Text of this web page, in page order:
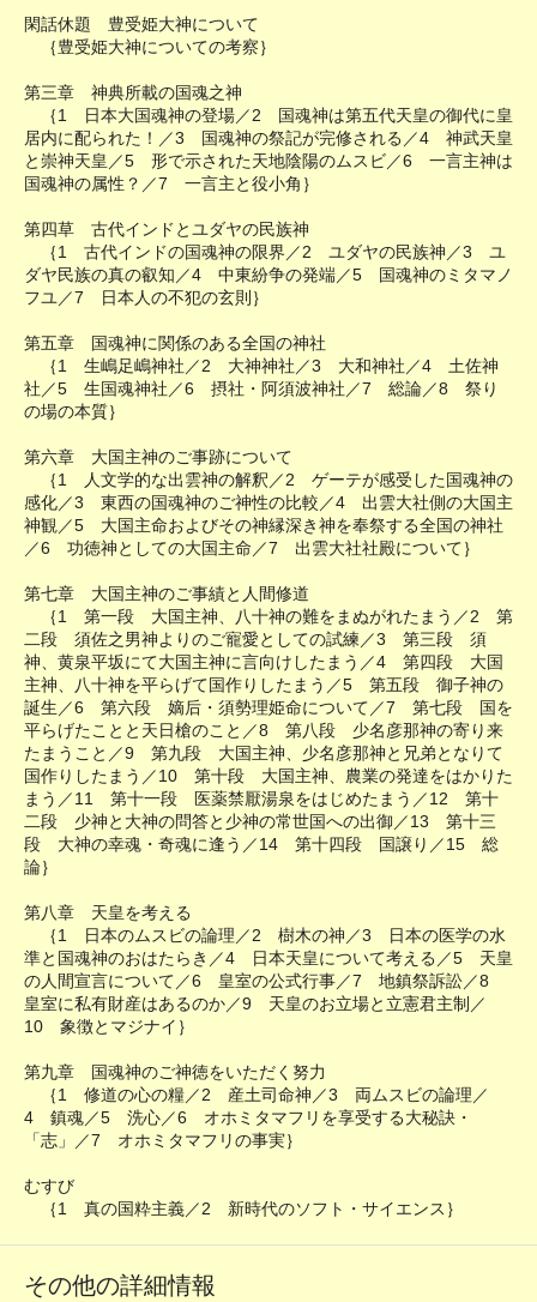
閑話休題 豊受姫大神について
｛豊受姫大神についての考察｝
第三章 神典所載の国魂之神
｛1 日本大国魂神の登場／2 国魂神は第五代天皇の御代に皇
居内に配られた！／3 国魂神の祭記が完修される／4 神武天皇
と崇神天皇／5 形で示された天地陰陽のムスビ／6 一言主神は
国魂神の属性？／7 一言主と役小角｝
第四草 古代インドとユダヤの民族神
｛1 古代インドの国魂神の限界／2 ユダヤの民族神／3 ユ
ダヤ民族の真の叡知／4 中東紛争の発端／5 国魂神のミタマノ
フユ／7 日本人の不犯の玄則｝
第五章 国魂神に関係のある全国の神社
｛1 生嶋足嶋神社／2 大神神社／3 大和神社／4 土佐神
社／5 生国魂神社／6 摂社・阿須波神社／7 総論／8 祭り
の場の本質｝
第六章 大国主神のご事跡について
｛1 人文学的な出雲神の解釈／2 ゲーテが感受した国魂神の
感化／3 東西の国魂神のご神性の比較／4 出雲大社側の大国主
神観／5 大国主命およびその神縁深き神を奉祭する全国の神社
／6 功徳神としての大国主命／7 出雲大社社殿について｝
第七章 大国主神のご事績と人間修道
｛1 第一段 大国主神、八十神の難をまぬがれたまう／2 第
二段 須佐之男神よりのご寵愛としての試練／3 第三段 須
神、黄泉平坂にて大国主神に言向けしたまう／4 第四段 大国
主神、八十神を平らげて国作りしたまう／5 第五段 御子神の
誕生／6 第六段 嫡后・須勢理姫命について／7 第七段 国を
平らげたことと天日槍のこと／8 第八段 少名彦那神の寄り来
たまうこと／9 第九段 大国主神、少名彦那神と兄弟となりて
国作りしたまう／10 第十段 大国主神、農業の発達をはかりた
まう／11 第十一段 医薬禁厭湯泉をはじめたまう／12 第十
二段 少神と大神の問答と少神の常世国への出御／13 第十三
段 大神の幸魂・奇魂に逢う／14 第十四段 国譲り／15 総
論｝
第八章 天皇を考える
｛1 日本のムスビの論理／2 樹木の神／3 日本の医学の水
準と国魂神のおはたらき／4 日本天皇について考える／5 天皇
の人間宣言について／6 皇室の公式行事／7 地鎮祭訴訟／8
皇室に私有財産はあるのか／9 天皇のお立場と立憲君主制／
10 象徴とマジナイ｝
第九章 国魂神のご神徳をいただく努力
｛1 修道の心の糧／2 産土司命神／3 両ムスビの論理／
4 鎮魂／5 洗心／6 オホミタマフリを享受する大秘訣・
「志」／7 オホミタマフリの事実｝
むすび
｛1 真の国粋主義／2 新時代のソフト・サイエンス｝
その他の詳細情報